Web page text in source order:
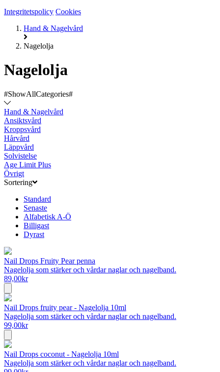
Integritetspolicy Cookies
Hand & Nagelvård
Nagelolja
Nagelolja
#ShowAllCategories#
Hand & Nagelvård
Ansiktsvård
Kroppsvård
Hårvård
Läppvård
Solvistelse
Age Limit Plus
Övrigt
Sortering
Standard
Senaste
Alfabetisk A-Ö
Billigast
Dyrast
Nail Drops Fruity Pear penna
Nagelolja som stärker och vårdar naglar och nagelband.
89,00kr
Nail Drops fruity pear - Nagelolja 10ml
Nagelolja som stärker och vårdar naglar och nagelband.
99,00kr
Nail Drops coconut - Nagelolja 10ml
Nagelolja som stärker och vårdar naglar och nagelband.